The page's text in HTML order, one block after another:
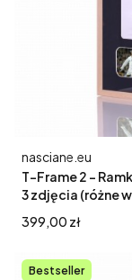
T-Frame 2 -
3 zdjęcia (różne
Producent
nasciane.eu
Cena
399,00 zł
Bestseller